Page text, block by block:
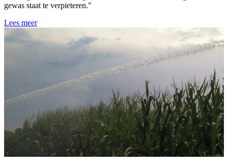
gewas staat te verpieteren."
Lees meer